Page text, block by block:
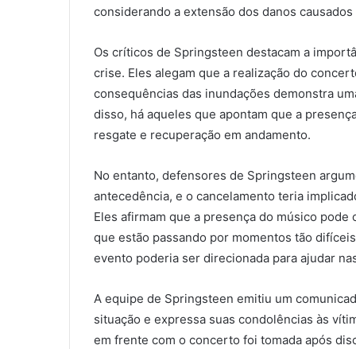
considerando a extensão dos danos causados
Os críticos de Springsteen destacam a
crise. Eles alegam que a realização do
consequências das inundações demonstra
disso, há aqueles que apontam que a
resgate e recuperação em andamento.
No entanto, defensores de Springsteen
antecedência, e o cancelamento teria
Eles afirmam que a presença do músico
que estão passando por momentos tão
evento poderia ser direcionada para ajudar
A equipe de Springsteen emitiu um
situação e expressa suas condolências às
em frente com o concerto foi tomada após